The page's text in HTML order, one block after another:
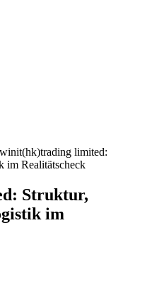
limited:
im Realitätscheck
Struktur,
im